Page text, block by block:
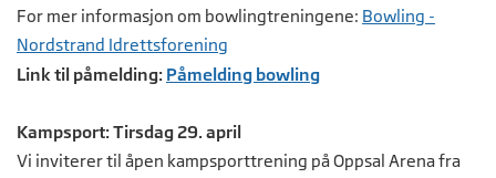
For mer informasjon om bowlingtreningene: Bowling -
Nordstrand Idrettsforening
Link til påmelding: Påmelding bowling
Kampsport: Tirsdag 29. april
Vi inviterer til åpen kampsporttrening på Oppsal Arena fra